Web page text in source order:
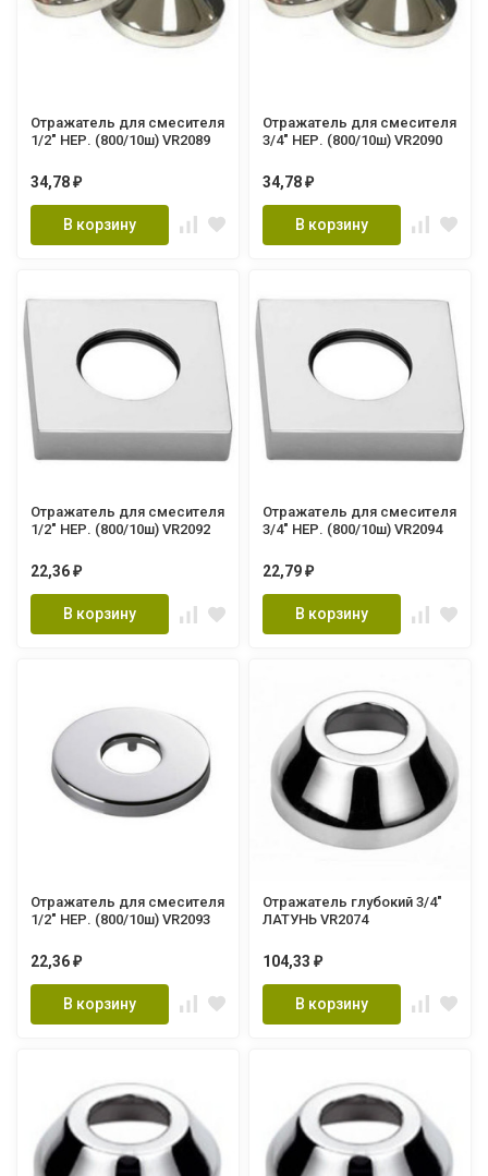
Отражатель для смесителя
1/2" НЕР. (800/10ш) VR2089
34,78 ₽
В корзину
Отражатель для смесителя
3/4" НЕР. (800/10ш) VR2090
34,78 ₽
В корзину
Отражатель для смесителя
1/2" НЕР. (800/10ш) VR2092
22,36 ₽
В корзину
Отражатель для смесителя
3/4" НЕР. (800/10ш) VR2094
22,79 ₽
В корзину
Отражатель для смесителя
1/2" НЕР. (800/10ш) VR2093
22,36 ₽
В корзину
Отражатель глубокий 3/4"
ЛАТУНЬ VR2074
104,33 ₽
В корзину